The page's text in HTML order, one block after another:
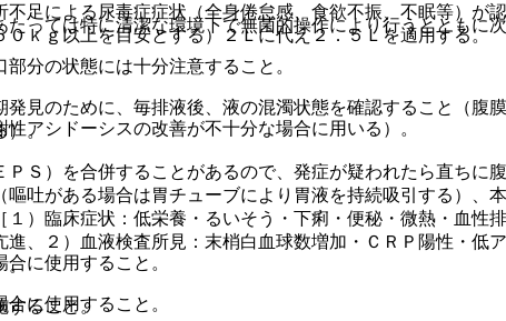
っては特に清潔な環境下で無菌的操作により行うとともに
分の状態には十分注意すること。
見のために、毎排液後、液の混濁状態を確認すること（腹
）。
Ｓ）を合併することがあるので、発症が疑われたら直ちに
吐がある場合は胃チューブにより胃液を持続吸引する）、
）臨床症状：低栄養・るいそう・下痢・便秘・微熱・血性
、２）血液検査所見：末梢白血球数増加・ＣＲＰ陽性・低
。
すること。
足による尿毒症症状（全身倦怠感、食欲不振、不眠等）が
ｋｇ以上を目安とする）２Ｌに代え２．５Ｌを適用する。
アシドーシスの改善が不十分な場合に用いる）。
に使用すること。
に使用すること。